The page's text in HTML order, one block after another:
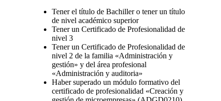
Tener el título de Bachiller o tener un título
de nivel académico superior
Tener un Certificado de Profesionalidad de
nivel 3
Tener un Certificado de Profesionalidad de
nivel 2 de la familia «Administración y
gestión» y del área profesional
«Administración y auditoria»
Haber superado un módulo formativo del
certificado de profesionalidad «Creación y